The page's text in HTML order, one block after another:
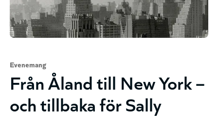
Evenemang
Från Åland till New York –
och tillbaka för Sally